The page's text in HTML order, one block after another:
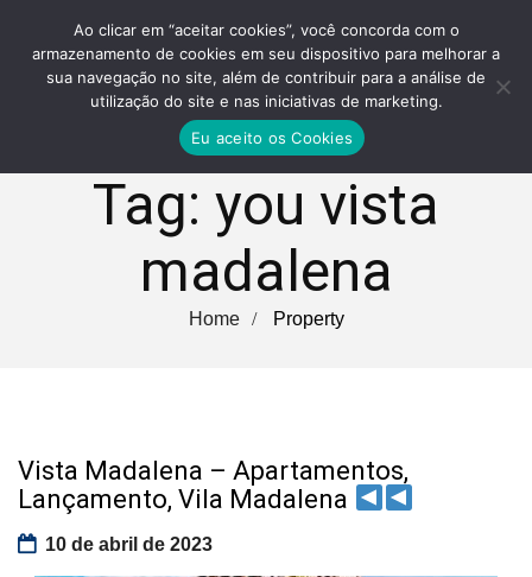
Tag: you vista
madalena
Home Property
Vista Madalena – Apartamentos,
Lançamento, Vila Madalena
10 de abril de 2023
Ao clicar em “aceitar cookies”, você concorda com o
armazenamento de cookies em seu dispositivo para melhorar a
sua navegação no site, além de contribuir para a análise de
utilização do site e nas iniciativas de marketing.
Eu aceito os Cookies